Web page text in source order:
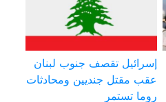
إسرائيل تقصف جنوب لبنان
عقب مقتل جنديين ومحادثات
روما تستمر